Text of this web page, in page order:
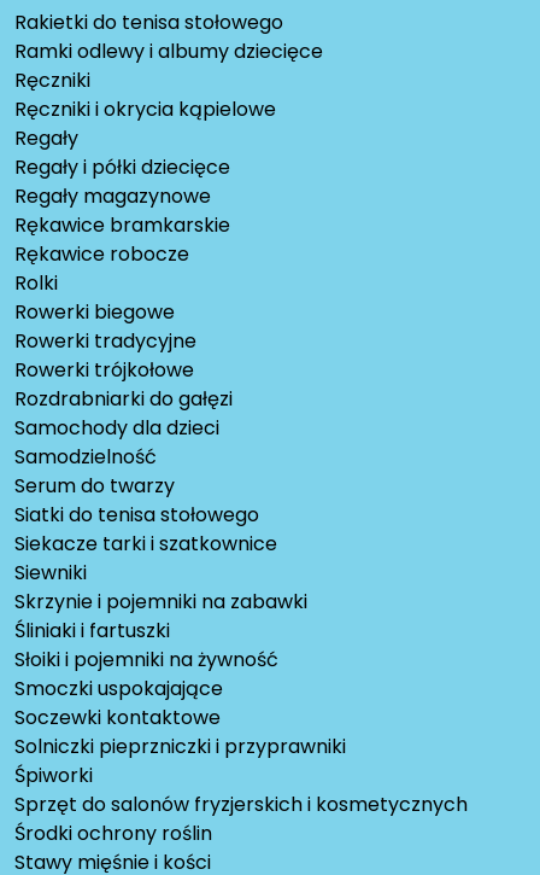
Rakietki do tenisa stołowego
Ramki odlewy i albumy dziecięce
Ręczniki
Ręczniki i okrycia kąpielowe
Regały
Regały i półki dziecięce
Regały magazynowe
Rękawice bramkarskie
Rękawice robocze
Rolki
Rowerki biegowe
Rowerki tradycyjne
Rowerki trójkołowe
Rozdrabniarki do gałęzi
Samochody dla dzieci
Samodzielność
Serum do twarzy
Siatki do tenisa stołowego
Siekacze tarki i szatkownice
Siewniki
Skrzynie i pojemniki na zabawki
Śliniaki i fartuszki
Słoiki i pojemniki na żywność
Smoczki uspokajające
Soczewki kontaktowe
Solniczki pieprzniczki i przyprawniki
Śpiworki
Sprzęt do salonów fryzjerskich i kosmetycznych
Środki ochrony roślin
Stawy mięśnie i kości